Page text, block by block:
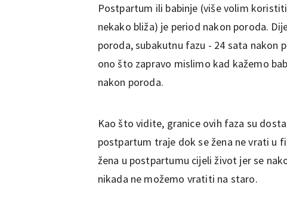
Postpartum ili babinje (više volim
nekako bliža) je period nakon poroda.
poroda, subakutnu fazu - 24 sata nakon
ono što zapravo mislimo kad kažemo
nakon poroda.
Kao što vidite, granice ovih faza su
postpartum traje dok se žena ne vrati u
žena u postpartumu cijeli život jer se
nikada ne možemo vratiti na staro.